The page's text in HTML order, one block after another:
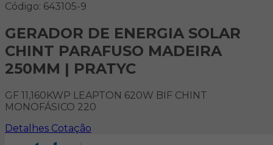
Código: 643105-9
GERADOR DE ENERGIA SOLAR
CHINT PARAFUSO MADEIRA
250MM | PRATYC
GF 11,160KWP LEAPTON 620W BIF CHINT
MONOFÁSICO 220
Detalhes Cotação